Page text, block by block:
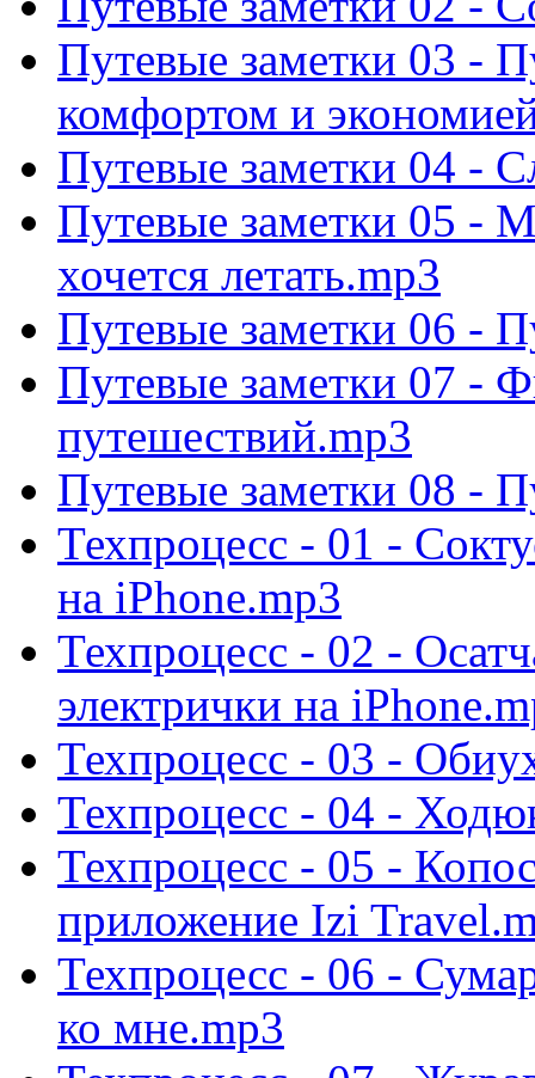
Путевые заметки 03 -
комфортом и
Путевые заметки 04 -
Путевые заметки 05 -
хочется летать.mp3
Путевые заметки 06 -
Путевые заметки 07 -
путешествий.mp3
Путевые заметки 08 -
Техпроцесс - 01 -
на iPhone.mp3
Техпроцесс - 02 -
электрички на
Техпроцесс - 03 -
Техпроцесс - 04 -
Техпроцесс - 05 -
приложение Izi
Техпроцесс - 06 -
ко мне.mp3